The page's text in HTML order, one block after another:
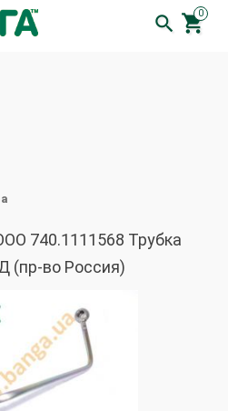
0


740.1111568 Трубка
(пр-во Россия)